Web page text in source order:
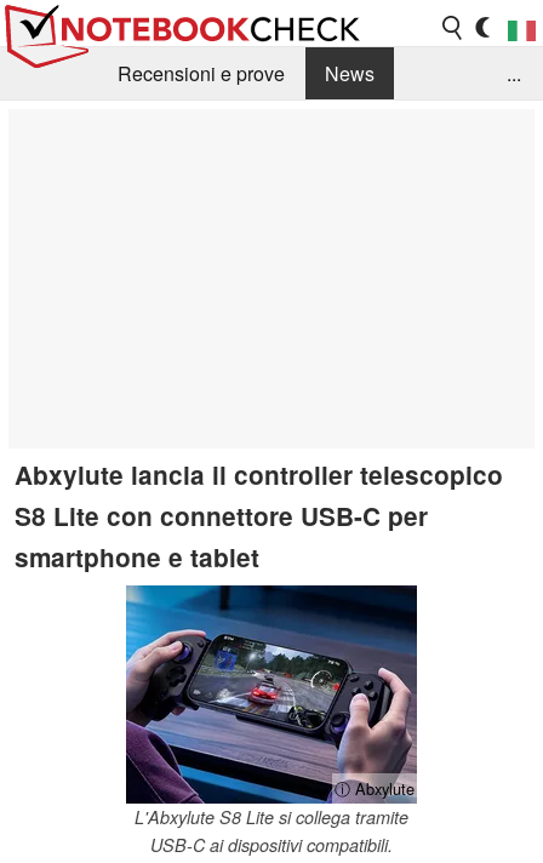
Recensioni e prove
News
...
Abxylute lancia il controller telescopico
S8 Lite con connettore USB-C per
smartphone e tablet
ⓘ Abxylute
L'Abxylute S8 Lite si collega tramite
USB-C ai dispositivi compatibili.